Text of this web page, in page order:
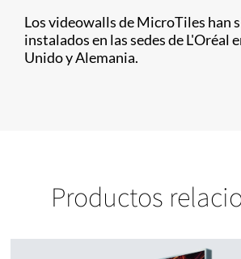
Los videowalls de MicroTiles han
instalados en las sedes de L'Oréal
Unido y Alemania.
Productos